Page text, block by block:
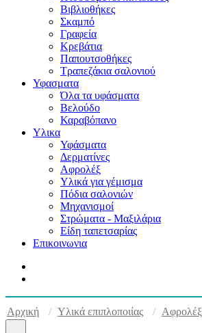
Βιβλιοθήκες
Σκαμπό
Γραφεία
Κρεβάτια
Παπουτσοθήκες
Τραπεζάκια σαλονιού
Υφασματα
Όλα τα υφάσματα
Βελούδο
Καραβόπανο
Υλικα
Υφάσματα
Δερματίνες
Αφρολέξ
Υλικά για γέμισμα
Πόδια σαλονιών
Μηχανισμοί
Στρώματα - Μαξιλάρια
Είδη ταπετσαρίας
Επικοινωνια
Αρχική Υλικά επιπλοποιίας Αφρολέξ